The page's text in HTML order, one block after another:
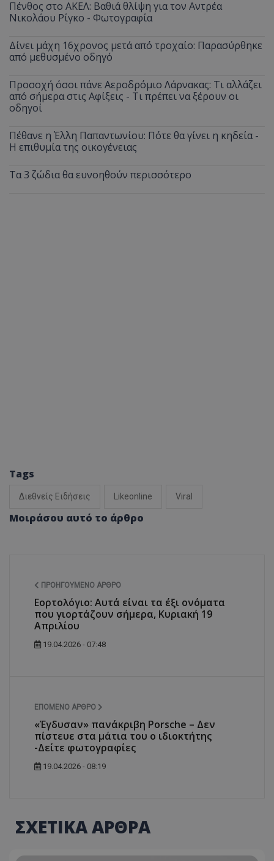
Πένθος στο ΑΚΕΛ: Βαθιά θλίψη για τον Αντρέα
Νικολάου Ρίγκο - Φωτογραφία
Δίνει μάχη 16χρονος μετά από τροχαίο: Παρασύρθηκε
από μεθυσμένο οδηγό
Προσοχή όσοι πάνε Αεροδρόμιο Λάρνακας: Τι αλλάζει
από σήμερα στις Αφίξεις - Τι πρέπει να ξέρουν οι
οδηγοί
Πέθανε η Έλλη Παπαντωνίου: Πότε θα γίνει η κηδεία -
Η επιθυμία της οικογένειας
Τα 3 ζώδια θα ευνοηθούν περισσότερο
Tags
Διεθνείς Ειδήσεις Likeonline Viral
Μοιράσου αυτό το άρθρο
ΠΡΟΗΓΟΎΜΕΝΟ ΆΡΘΡΟ
Εορτολόγιο: Αυτά είναι τα έξι ονόματα
που γιορτάζουν σήμερα, Κυριακή 19
Απριλίου
19.04.2026 - 07:48
ΕΠΌΜΕΝΟ ΆΡΘΡΟ
«Έγδυσαν» πανάκριβη Porsche – Δεν
πίστευε στα μάτια του ο ιδιοκτήτης
-Δείτε φωτογραφίες
19.04.2026 - 08:19
ΣΧΕΤΙΚΑ ΑΡΘΡΑ